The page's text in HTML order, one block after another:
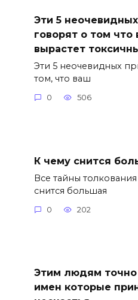
Эти 5
говорят о том что
вырастет
Эти 5 неочевидных
том, что ваш
0 506
К чему снится
Все тайны
снится большая
0 202
Этим людям точно
имен которые